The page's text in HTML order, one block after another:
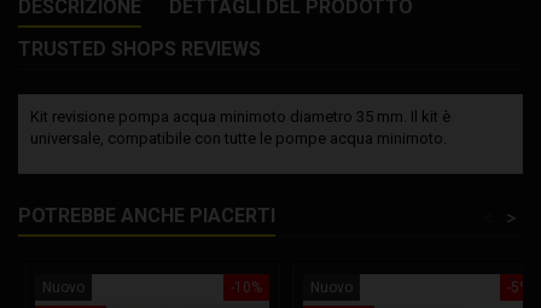
DESCRIZIONE
DETTAGLI DEL PRODOTTO
TRUSTED SHOPS REVIEWS
Kit revisione pompa acqua minimoto diametro 35 mm. Il kit è
universale, compatibile con tutte le pompe acqua minimoto.
POTREBBE ANCHE PIACERTI >
-10%
Nuovo
-5%
Nuovo